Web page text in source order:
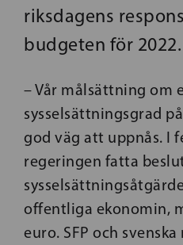
riksdagens
budgeten för 2022.
– Vår målsättning om
sysselsättningsgrad
god väg att uppnås. I
regeringen fatta
offentliga ekonomin,
euro. SFP och